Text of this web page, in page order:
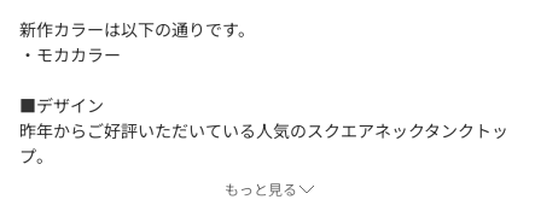
新作カラーは以下の通りです。
・モカカラー
■デザイン
昨年からご好評いただいている人気のスクエアネックタンクトッ
プ。
今シーズンは肩やアームホールの収まりが、より良くなるように
もっと見る